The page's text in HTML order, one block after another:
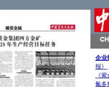
企业
报》
《
氟多